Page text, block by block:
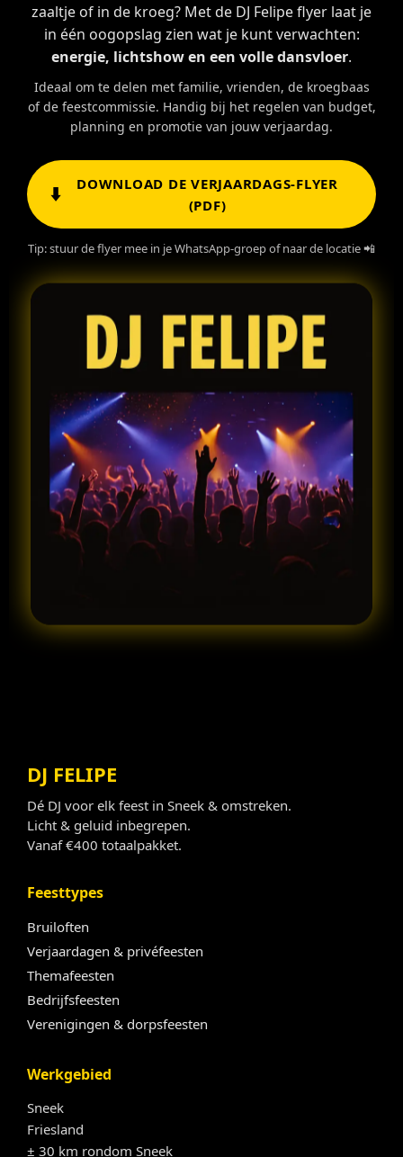
zaaltje of in de kroeg? Met de DJ Felipe flyer laat je
in één oogopslag zien wat je kunt verwachten:
energie, lichtshow en een volle dansvloer.
Ideaal om te delen met familie, vrienden, de kroegbaas
of de feestcommissie. Handig bij het regelen van budget,
planning en promotie van jouw verjaardag.
⬇️
DOWNLOAD DE VERJAARDAGS-FLYER
(PDF)
Tip: stuur de flyer mee in je WhatsApp-groep of naar de locatie 📲
DJ FELIPE
Dé DJ voor elk feest in Sneek & omstreken.
Licht & geluid inbegrepen.
Vanaf €400 totaalpakket.
Feesttypes
Bruiloften
Verjaardagen & privéfeesten
Themafeesten
Bedrijfsfeesten
Verenigingen & dorpsfeesten
Werkgebied
Sneek
Friesland
± 30 km rondom Sneek